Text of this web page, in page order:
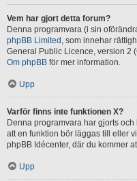
Vem har gjort detta forum?
Denna programvara (i sin
phpBB Limited , som innehar
General Public Licence, version 2
Om phpBB för mer information.
Upp
Varför finns inte funktionen X?
Denna programvara har gjorts
att en funktion bör läggas till eller
phpBB Idécenter, där du kommer
Upp